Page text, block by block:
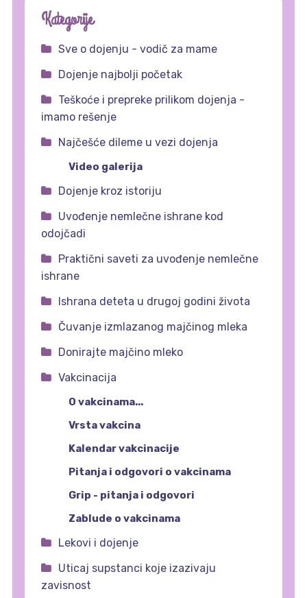
Kategorije
Sve o dojenju - vodič za mame
Dojenje najbolji početak
Teškoće i prepreke prilikom dojenja -
imamo rešenje
Najčešće dileme u vezi dojenja
Video galerija
Dojenje kroz istoriju
Uvođenje nemlečne ishrane kod
odojčadi
Praktični saveti za uvođenje nemlečne
ishrane
Ishrana deteta u drugoj godini života
Čuvanje izmlazanog majčinog mleka
Donirajte majčino mleko
Vakcinacija
O vakcinama...
Vrsta vakcina
Kalendar vakcinacije
Pitanja i odgovori o vakcinama
Grip - pitanja i odgovori
Zablude o vakcinama
Lekovi i dojenje
Uticaj supstanci koje izazivaju
zavisnost